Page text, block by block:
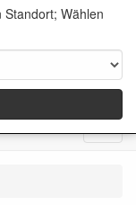
Menu
Wählen